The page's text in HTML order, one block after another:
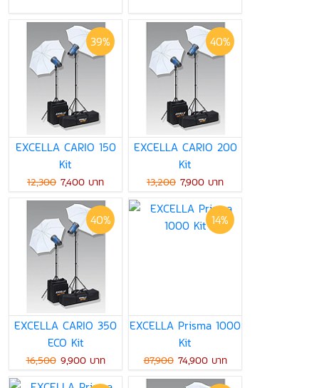
39%
EXCELLA CARIO 150
Kit
12,300 7,400 บาท
40%
EXCELLA CARIO 200
Kit
13,200 7,900 บาท
40%
EXCELLA CARIO 350
ECO Kit
16,500 9,900 บาท
14%
EXCELLA Prisma 1000
Kit
87,900 74,900 บาท